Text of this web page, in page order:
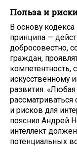
Польза и
В основу
принципа —
добросовестно,
граждан,
компетентность,
искусственному
развития.
рассматриваться
и рисков для
пояснил Андрей
интеллект
потенциальных